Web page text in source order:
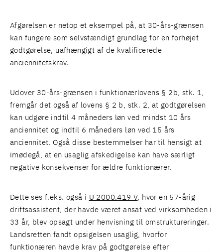
Afgørelsen er netop et eksempel på, at 30-års-grænsen
kan fungere som selvstændigt grundlag for en forhøjet
godtgørelse, uafhængigt af de kvalificerede
anciennitetskrav.
Udover 30-års-grænsen i funktionærlovens § 2b, stk. 1,
fremgår det også af lovens § 2 b, stk. 2, at godtgørelsen
kan udgøre indtil 4 måneders løn ved mindst 10 års
anciennitet og indtil 6 måneders løn ved 15 års
anciennitet. Også disse bestemmelser har til hensigt at
imødegå, at en usaglig afskedigelse kan have særligt
negative konsekvenser for ældre funktionærer.
Dette ses f.eks. også i U 2000.419 V, hvor en 57-årig
driftsassistent, der havde været ansat ved virksomheden i
33 år, blev opsagt under henvisning til omstruktureringer.
Landsretten fandt opsigelsen usaglig, hvorfor
funktionæren havde krav på godtgørelse efter